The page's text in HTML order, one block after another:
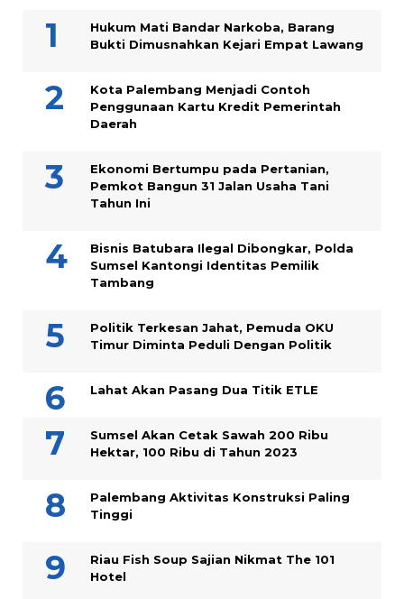
Hukum Mati Bandar Narkoba, Barang
Bukti Dimusnahkan Kejari Empat Lawang
Kota Palembang Menjadi Contoh
Penggunaan Kartu Kredit Pemerintah
Daerah
Ekonomi Bertumpu pada Pertanian,
Pemkot Bangun 31 Jalan Usaha Tani
Tahun Ini
Bisnis Batubara Ilegal Dibongkar, Polda
Sumsel Kantongi Identitas Pemilik
Tambang
Politik Terkesan Jahat, Pemuda OKU
Timur Diminta Peduli Dengan Politik
Lahat Akan Pasang Dua Titik ETLE
Sumsel Akan Cetak Sawah 200 Ribu
Hektar, 100 Ribu di Tahun 2023
Palembang Aktivitas Konstruksi Paling
Tinggi
Riau Fish Soup Sajian Nikmat The 101
Hotel